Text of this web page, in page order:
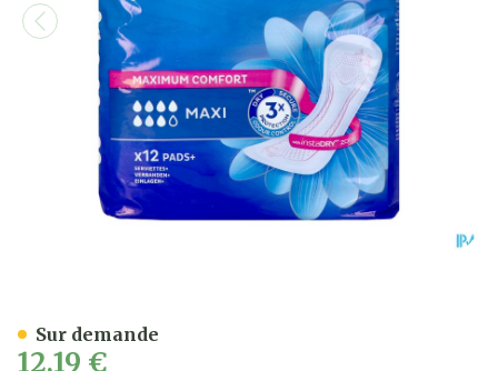
12,19 €
Sur demande